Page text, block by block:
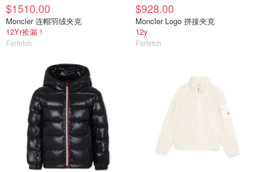
$1510.00
Moncler 连帽羽绒夹克
12Yr捡漏！
Farfetch
$928.00
Moncler Logo 拼接夹克
12y
Farfetch